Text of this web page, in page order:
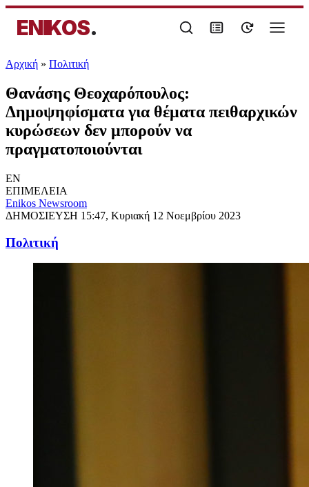
ENIKOS.
Αρχική » Πολιτική
Θανάσης Θεοχαρόπουλος:
Δημοψηφίσματα για θέματα πειθαρχικών
κυρώσεων δεν μπορούν να
πραγματοποιούνται
EN
ΕΠΙΜΕΛΕΙΑ
Enikos Newsroom
ΔΗΜΟΣΙΕΥΣΗ 15:47, Κυριακή 12 Νοεμβρίου 2023
Πολιτική